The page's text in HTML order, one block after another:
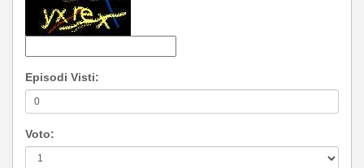
Episodi Visti:
Voto: